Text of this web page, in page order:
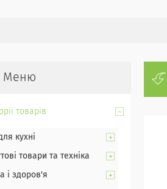
товарів
кухні
товари та техніка
і здоров'я